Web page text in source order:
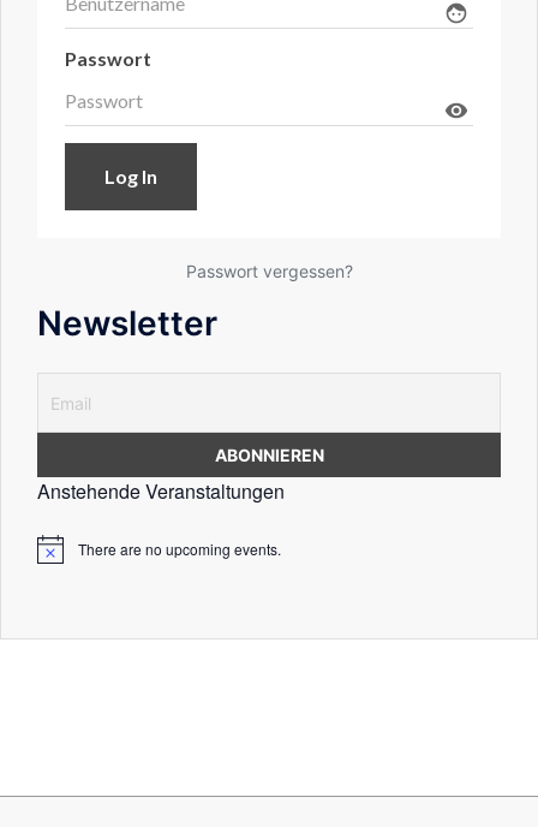
face
Passwort
visibility
Passwort vergessen?
Newsletter
Anstehende Veranstaltungen
There are no upcoming events.